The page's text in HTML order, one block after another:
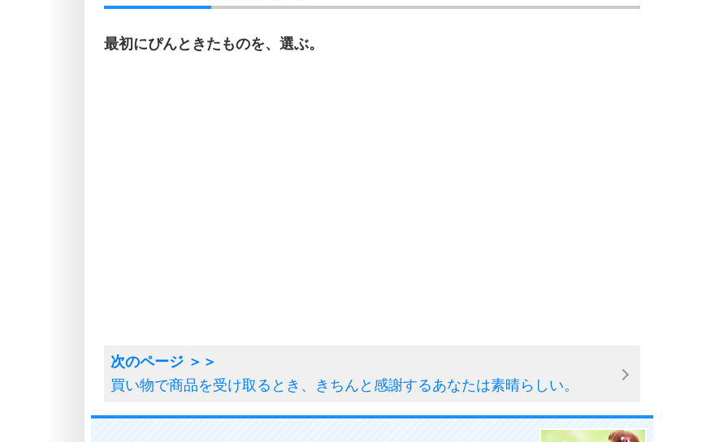
最初にぴんときたものを、選ぶ。
買い物で商品を受け取るとき、きちんと感謝するあなたは素晴らしい。